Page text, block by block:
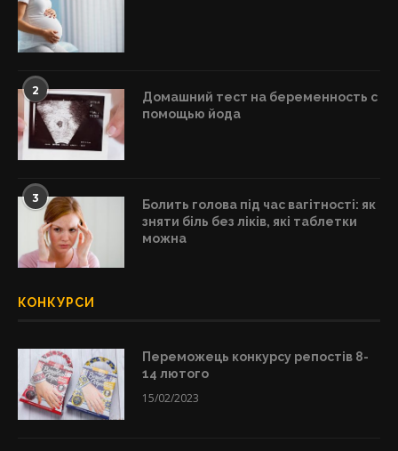
2
Домашний тест на беременность с
помощью йода
3
Болить голова під час вагітності: як
зняти біль без ліків, які таблетки
можна
КОНКУРСИ
Переможець конкурсу репостів 8-
14 лютого
15/02/2023